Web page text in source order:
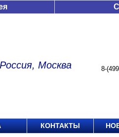
Россия, Москва 8-
КОНТАКТЫ